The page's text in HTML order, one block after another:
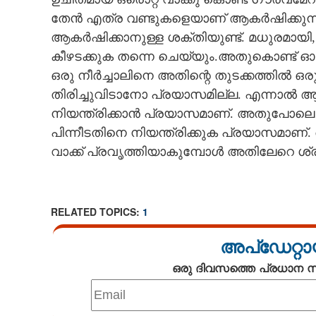
തേൻ എത്ര വണ്ടുകളെയാണ്
ആകർഷിക്കാനുള്ള ശക്തിയുണ്ട്.
കീഴടക്കുക തന്നെ ചെയ്യും.അതുകൊണ്ട്
ഒരു നീർച്ചാലിനെ അതിന്റെ
തിരിച്ചുവിടാനോ പ്രയാസമില്ല. എന്നാൽ
നിയന്ത്രിക്കാൻ പ്രയാസമാണ്. അതുപോലെ
പിന്നീടതിനെ നിയന്ത്രിക്കുക
വാക്ക് പ്രവൃത്തിയാകുമ്പോൾ അതിലേറെ
RELATED TOPICS: 1
ഒരു ദിവസത്തെ പ്രധാന
വാക്കിന്റെ